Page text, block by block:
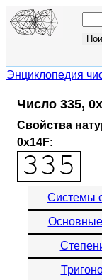
Энциклопедия
Число 335,
Свойства
0x14F:
Системы
Основные